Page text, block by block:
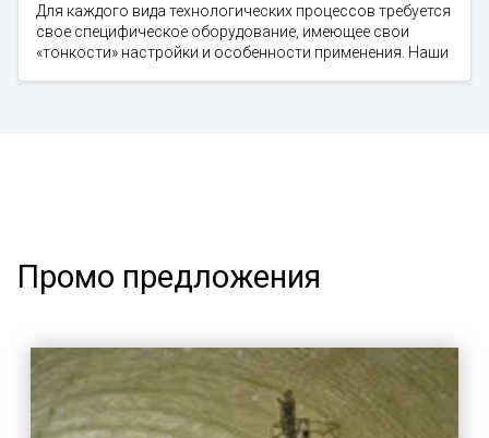
Для каждого вида технологических процессов требуется
свое специфическое оборудование, имеющее свои
«тонкости» настройки и особенности применения. Наши
Промо предложения